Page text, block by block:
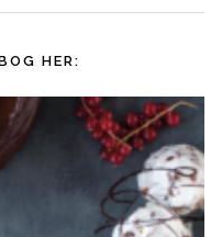
HER: